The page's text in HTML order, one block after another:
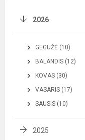
2026
GEGUŽĖ (10)
BALANDIS (12)
KOVAS (30)
VASARIS (17)
SAUSIS (10)
2025